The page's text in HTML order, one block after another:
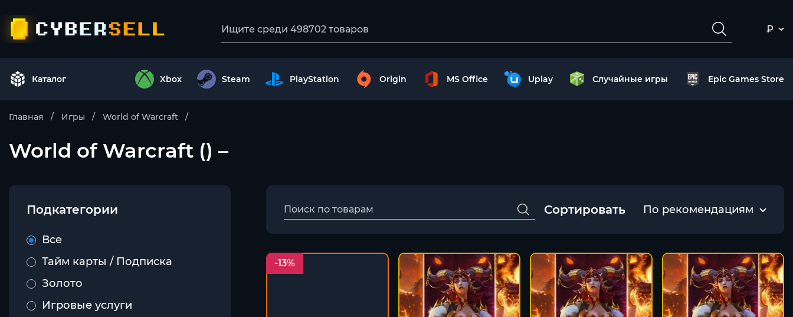
₽
Каталог Xbox Steam PlayStation Origin MS Office Uplay Случайные игры Epic Games Store
Главная Игры World of Warcraft
World of Warcraft () –
Подкатегории
Все
Тайм карты / Подписка
Золото
Игровые услуги
Сортировать По рекомендациям
-13%